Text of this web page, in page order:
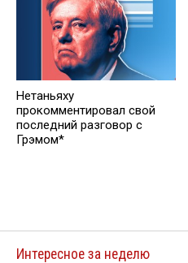
Нетаньяху
прокомментировал свой
последний разговор с
Грэмом*
Интересное за неделю